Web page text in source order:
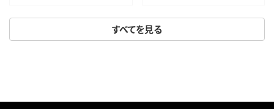
すべてを見る